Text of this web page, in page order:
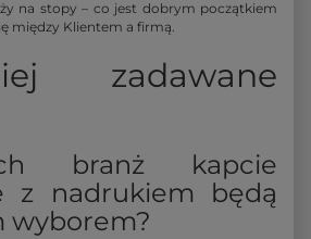
na stopy – co jest dobrym początkiem
między Klientem a firmą.
zadawane
branż kapcie
z nadrukiem będą
wyborem?